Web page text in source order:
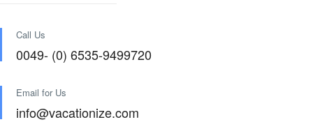
Call Us
0049- (0) 6535-9499720
Email for Us
info@vacationize.com